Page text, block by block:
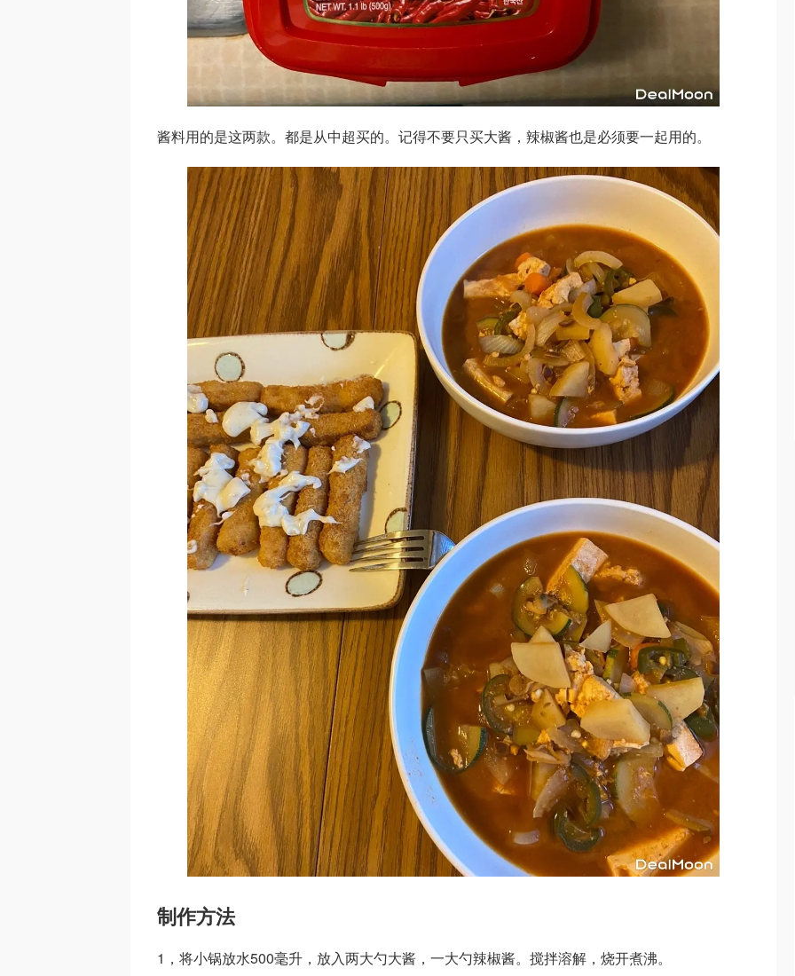
酱料用的是这两款。都是从中超买的。记得不要只买大酱，辣椒酱也是必须要一起用的。
制作方法
1，将小锅放水500毫升，放入两大勺大酱，一大勺辣椒酱。搅拌溶解，烧开煮沸。